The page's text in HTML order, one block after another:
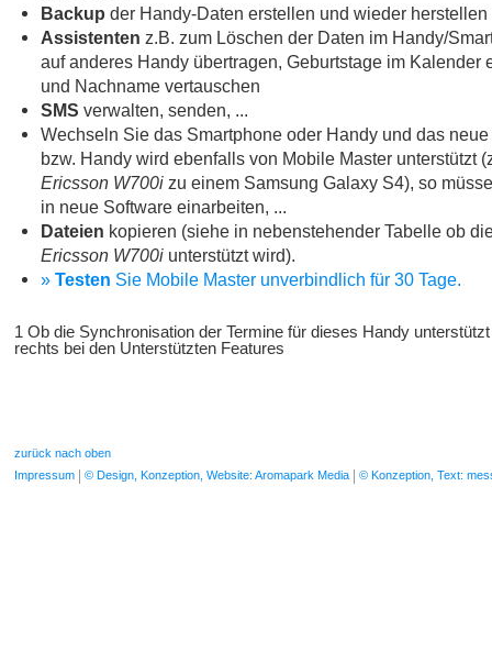
Backup der Handy-Daten erstellen und wieder herstellen
Assistenten z.B. zum Löschen der Daten im Handy/
auf anderes Handy übertragen, Geburtstage im Kalender
und Nachname vertauschen
SMS verwalten, senden, ...
Wechseln Sie das Smartphone oder Handy und das
bzw. Handy wird ebenfalls von Mobile Master unterstützt
Ericsson W700i zu einem Samsung Galaxy S4), so
in neue Software einarbeiten, ...
Dateien kopieren (siehe in nebenstehender Tabelle ob
Ericsson W700i unterstützt wird).
» Testen Sie Mobile Master unverbindlich für 30 Tage.
1 Ob die Synchronisation der Termine für dieses Handy
rechts bei den Unterstützten Features
zurück nach oben
Impressum
© Design, Konzeption, Website: Aromapark Media © Konzeption, Text: